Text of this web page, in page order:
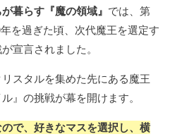
暮らす『魔の領域』 では、第
を過ぎた頃、次代魔王を選定す
宣言されました。
スタルを集めた先にある魔王
』の挑戦が幕を開けます。
で、好きなマスを選択し、横